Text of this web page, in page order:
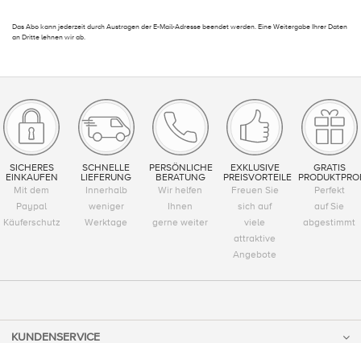
Das Abo kann jederzeit durch Austragen der E-Mail-Adresse beendet werden. Eine Weitergabe Ihrer Daten
an Dritte lehnen wir ab.
SICHERES
EINKAUFEN
Mit dem
Paypal
Käuferschutz
SCHNELLE
LIEFERUNG
Innerhalb
weniger
Werktage
PERSÖNLICHE
BERATUNG
Wir helfen
Ihnen
gerne weiter
EXKLUSIVE
PREISVORTEILE
Freuen Sie
sich auf
viele
attraktive
Angebote
GRATIS
Perfekt
auf Sie
abgestimmt
KUNDENSERVICE